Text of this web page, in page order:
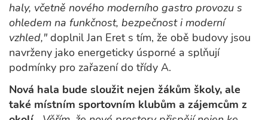
haly, včetně nového moderního gastro provozu s
ohledem na funkčnost, bezpečnost i moderní
vzhled," doplnil Jan Eret s tím, že obě budovy jsou
navrženy jako energeticky úsporné a splňují
podmínky pro zařazení do třídy A.
Nová hala bude sloužit nejen žákům školy, ale
také místním sportovním klubům a zájemcům z